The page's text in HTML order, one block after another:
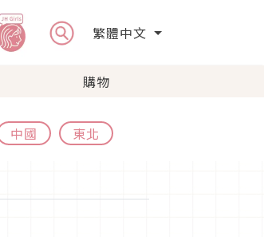
繁體中文
購物
中國 東北